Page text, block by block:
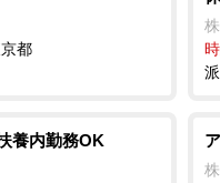
都
養内勤務OK